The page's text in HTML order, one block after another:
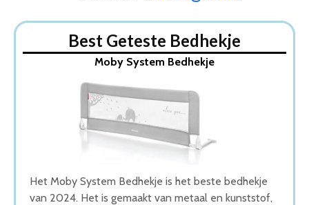
1. Moby System Bedhekje
2. Reer By My Side Bedhekje
3. Cozytrix Bedhekje
4. A3 Baby & Kids Bedhekje
5. Safety 1st Bedhekje
Wat is de beste Bedhekje van 2026
1. Beste Bedhekje van 2026
3. Goede Koop Bedhekje
4. Fijnste Bedhekje van 2026
Best Geteste Bedhekje
Moby System Bedhekje
Het Moby System Bedhekje is het beste bedhekje
van 2024. Het is gemaakt van metaal en kunststof,